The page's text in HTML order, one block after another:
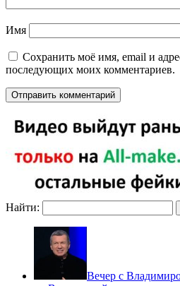
Имя
Сохранить моё имя, email и
последующих моих комментариев.
Найти:
Вечер с